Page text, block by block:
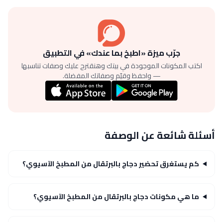
جرّب ميزة «اطبخ بما عندك» في التطبيق
اكتب المكونات الموجودة في بيتك وهنقترح عليك وصفات تناسبها
— واحفظ وقيّم وصفاتك المفضلة.
أسئلة شائعة عن الوصفة
كم يستغرق تحضير دجاج بالبرتقال من المطبخ الآسيوي؟
ما هي مكونات دجاج بالبرتقال من المطبخ الآسيوي؟